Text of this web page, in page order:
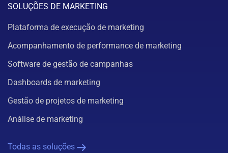
SOLUÇÕES DE MARKETING
Plataforma de execução de marketing
Acompanhamento de performance de marketing
Software de gestão de campanhas
Dashboards de marketing
Gestão de projetos de marketing
Análise de marketing
Todas as soluções